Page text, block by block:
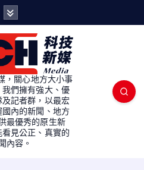
，關心地方大小事
我們擁有強大、優
記者群，以最宏
內的新聞、地方
最優秀的原生新
看見公正、真實的
內容。